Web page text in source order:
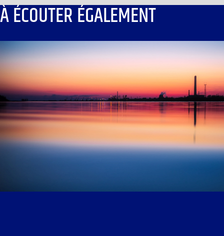
À ÉCOUTER ÉGALEMENT